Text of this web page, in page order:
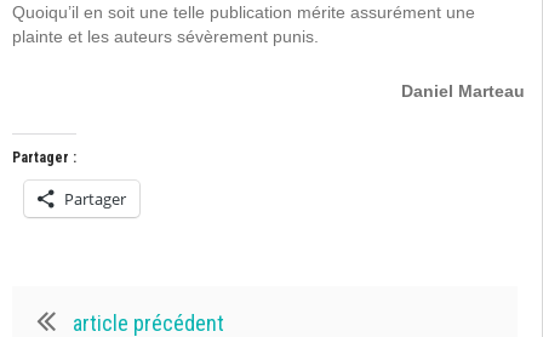
Quoiqu’il en soit une telle publication mérite assurément une
plainte et les auteurs sévèrement punis.
Daniel Marteau
Partager :
Partager
article précédent